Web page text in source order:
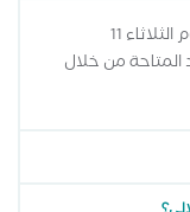
أقرب ميعاد لدكتورة رنا رفعت هلالي هو يوم الثلاثاء 11
المتاحة من خلال